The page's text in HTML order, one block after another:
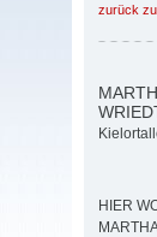
zurück
HIER